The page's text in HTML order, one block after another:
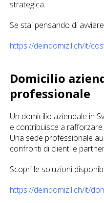
strategica.
Se stai pensando di
https://deindomizil.ch/it/
Domicilio
professionale
Un domicilio aziendale in
e contribuisce a rafforzare
Una sede professionale
confronti di clienti e
Scopri le soluzioni
https://deindomizil.ch/it/